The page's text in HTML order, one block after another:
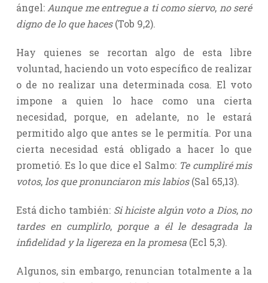
ángel: Aunque me entregue a ti como siervo, no seré
digno de lo que haces(Tob 9,2).
Hay quienes se recortan algo de esta libre
voluntad, haciendo un voto específico de realizar
o de no realizar una determinada cosa. El voto
impone a quien lo hace como una cierta
necesidad, porque, en adelante, no le estará
permitido algo que antes se le permitía. Por una
cierta necesidad está obligado a hacer lo que
prometió. Es lo que dice el Salmo: Te cumpliré mis
votos,los que pronunciaron mis labios(Sal 65,13).
Está dicho también: Si hiciste algún voto a Dios,no
tardes en cumplirlo,porque a él le desagrada la
infidelidad y la ligereza en la promesa (Ecl 5,3).
Algunos, sin embargo, renuncian totalmente a la